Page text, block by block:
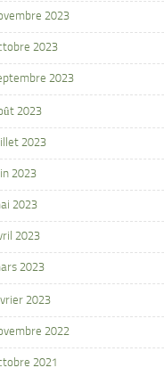
2023
2023
2023
2023
2023
2023
2023
2023
2023
2023
2022
2021